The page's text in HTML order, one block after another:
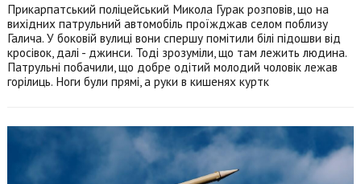
Прикарпатський поліцейський Микола Гурак розповів, що на
вихідних патрульний автомобіль проїжджав селом поблизу
Галича. У боковій вулиці вони спершу помітили білі підошви від
кросівок, далі - джинси. Тоді зрозуміли, що там лежить людина.
Патрульні побачили, що добре одітий молодий чоловік лежав
горілиць. Ноги були прямі, а руки в кишенях куртк